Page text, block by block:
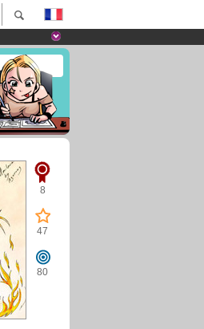
8
47
80